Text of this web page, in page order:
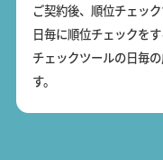
ご契約後、順位チェッ
日毎に順位チェックをす
チェックツールの日毎
す。